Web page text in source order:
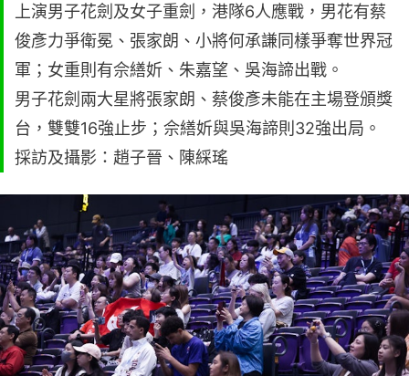
上演男子花劍及女子重劍，港隊6人應戰，男花有蔡
俊彥力爭衛冕、張家朗、小將何承謙同樣爭奪世界冠
軍；女重則有佘繕妡、朱嘉望、吳海諦出戰。
男子花劍兩大星將張家朗、蔡俊彥未能在主場登頒獎
台，雙雙16強止步；佘繕妡與吳海諦則32強出局。
採訪及攝影：趙子晉、陳綵瑤